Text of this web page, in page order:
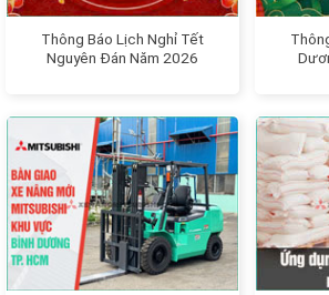
Thông Báo Lịch Nghỉ Tết
Nguyên Đán Năm 2026